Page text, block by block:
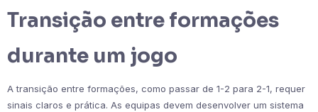
Transição entre formações
durante um jogo
A transição entre formações, como passar de 1-2 para 2-1, requer
sinais claros e prática. As equipas devem desenvolver um sistema